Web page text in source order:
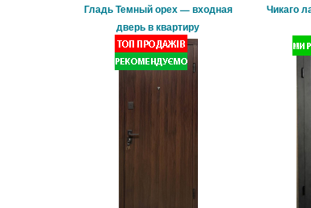
Гладь Темный орех — входная
дверь в квартиру
Чикаго